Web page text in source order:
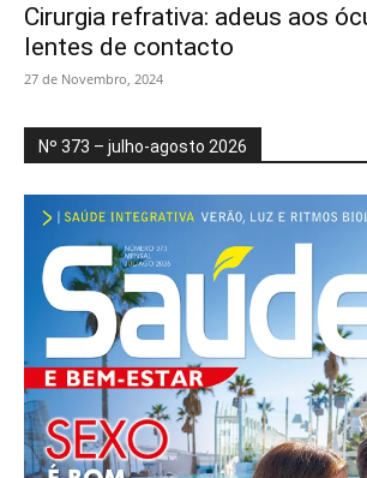
Cirurgia refrativa: adeus aos
lentes de contacto
27 de Novembro, 2024
Nº 373 – julho-agosto 2026